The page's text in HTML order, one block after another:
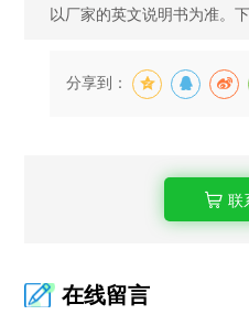
以厂家的英文说明书为准。
分享到：
联
在线留言